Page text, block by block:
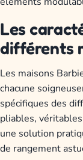
Les
différents
Les maisons
chacune
spécifiques des
pliables,
une solution
de rangement